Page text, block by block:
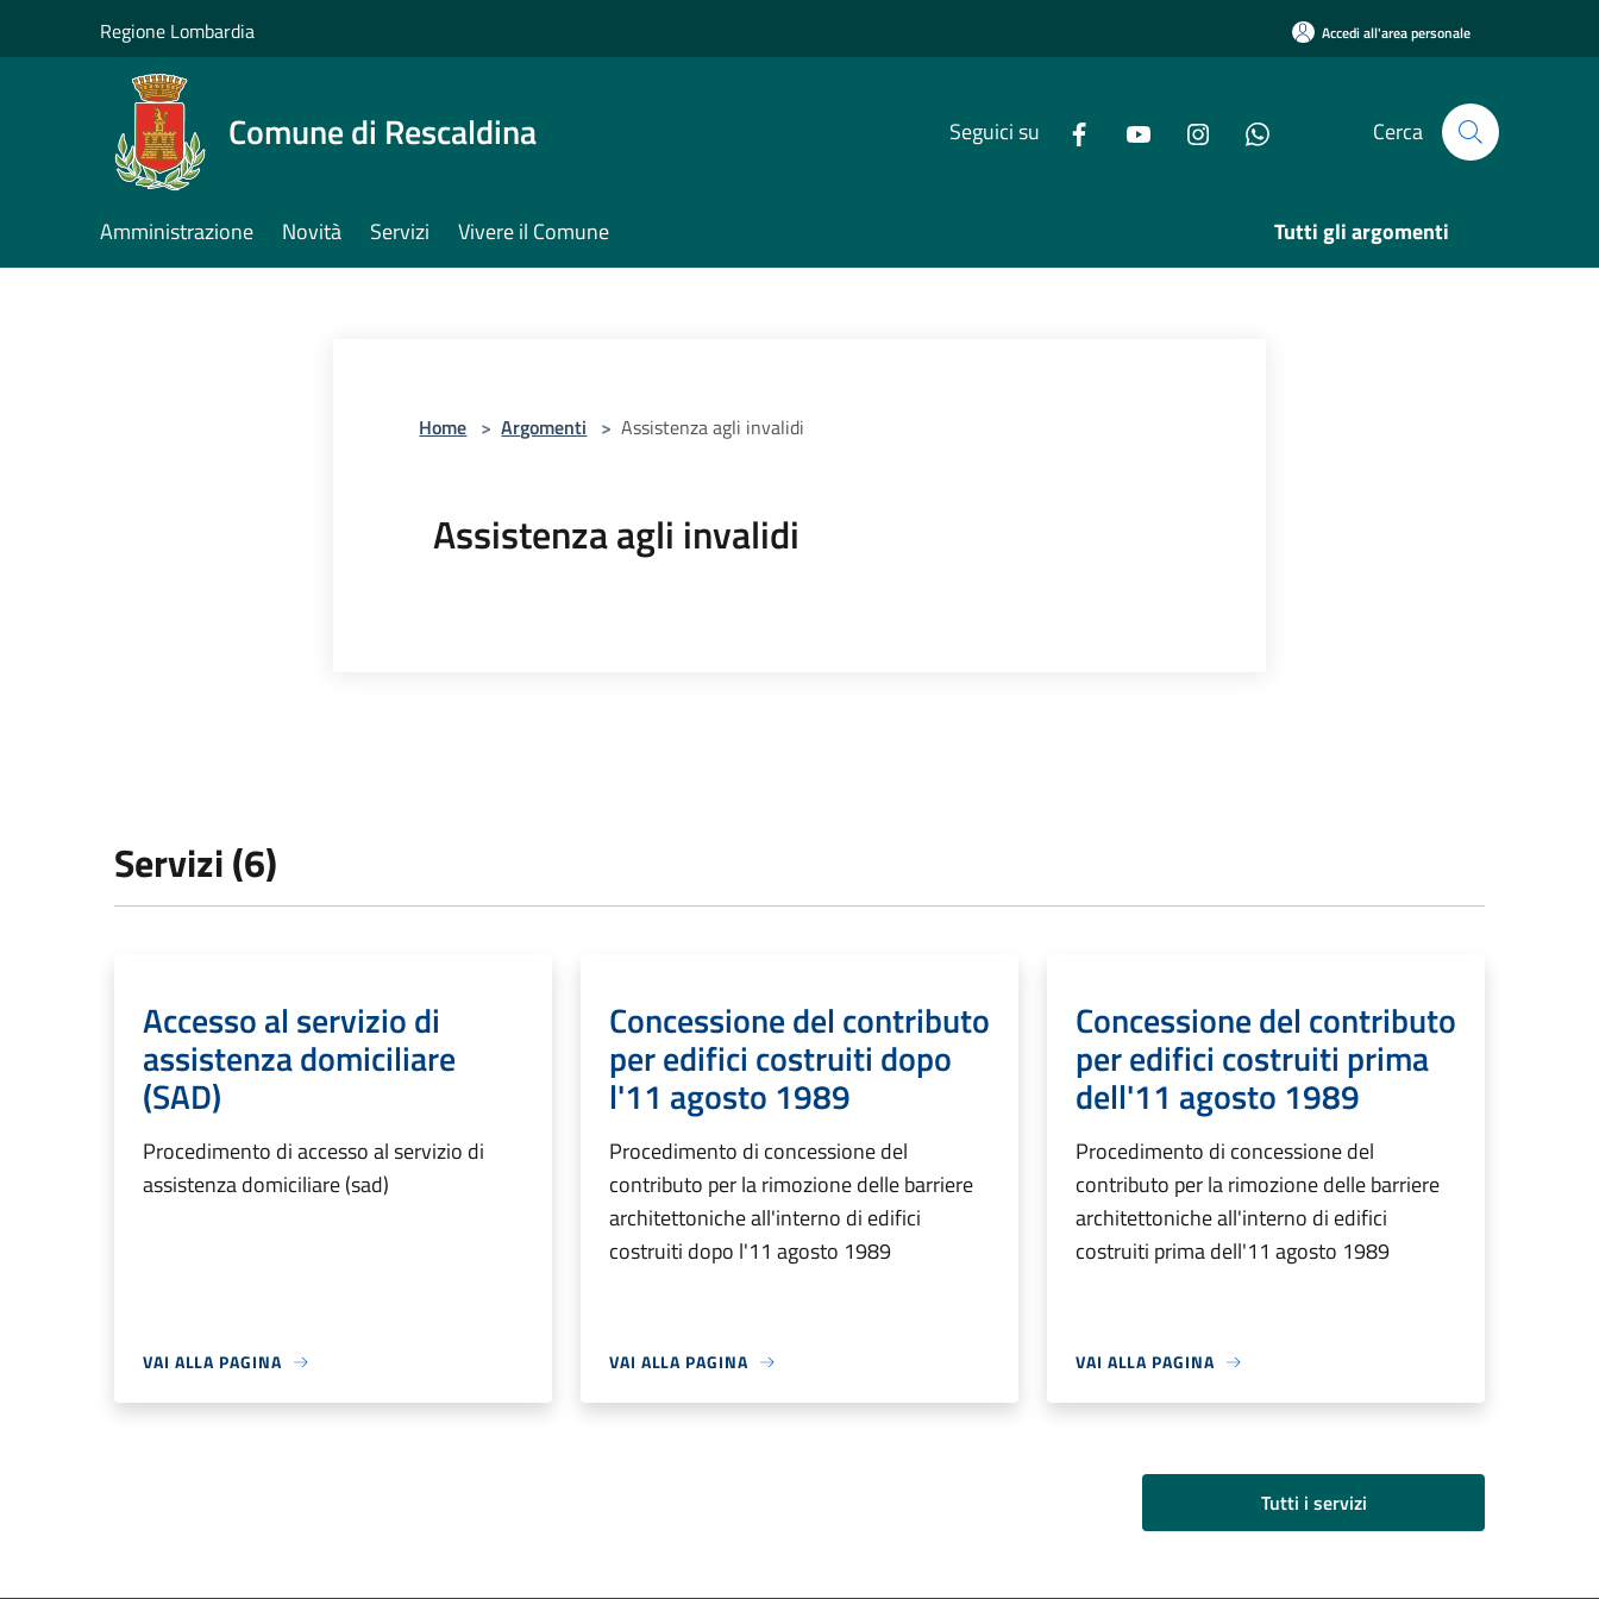
Regione Lombardia Accedi all'area personale
Comune di Rescaldina Seguici su Cerca
Amministrazione Novità Servizi Vivere il Comune Tutti gli argomenti
Home > Argomenti > Assistenza agli invalidi
Assistenza agli invalidi
Servizi (6)
Accesso al servizio di
assistenza domiciliare
(SAD)
Procedimento di accesso al servizio di
assistenza domiciliare (sad)
VAI ALLA PAGINA
Concessione del contributo
per edifici costruiti dopo
l'11 agosto 1989
Procedimento di concessione del
contributo per la rimozione delle barriere
architettoniche all'interno di edifici
costruiti dopo l'11 agosto 1989
VAI ALLA PAGINA
Concessione del contributo
per edifici costruiti prima
dell'11 agosto 1989
Procedimento di concessione del
contributo per la rimozione delle barriere
architettoniche all'interno di edifici
costruiti prima dell'11 agosto 1989
VAI ALLA PAGINA
Tutti i servizi